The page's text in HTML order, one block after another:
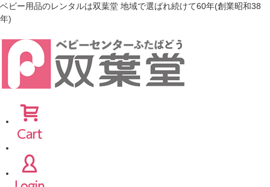
ベビー用品のレンタルは双葉堂 地域で選ばれ続けて60年(創業昭和38
年)